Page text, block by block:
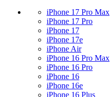
iPhone 17 Pro Max
iPhone 17 Pro
iPhone 17
iPhone 17e
iPhone Air
iPhone 16 Pro Max
iPhone 16 Pro
iPhone 16
iPhone 16e
iPhone 16 Plus